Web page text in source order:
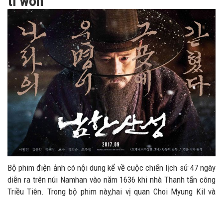
Bộ phim điện ảnh có nội dung kể về cuộc chiến lịch sử 47 ngày
diễn ra trên núi Namhan vào năm 1636 khi nhà Thanh tấn công
Triều Tiên. Trong bộ phim này,hai vị quan Choi Myung Kil và